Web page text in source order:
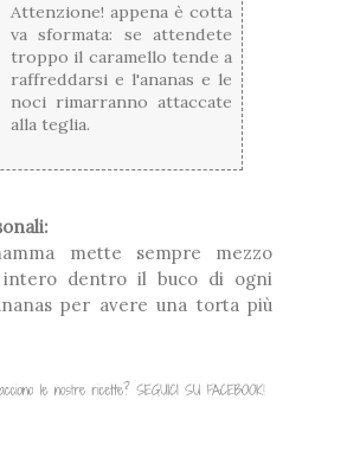
Attenzione! appena è cotta
va sformata: se attendete
troppo il caramello tende a
raffreddarsi e l'ananas e le
noci rimarranno attaccate
alla teglia.
mette sempre mezzo
intero dentro il buco di ogni
per avere una torta più